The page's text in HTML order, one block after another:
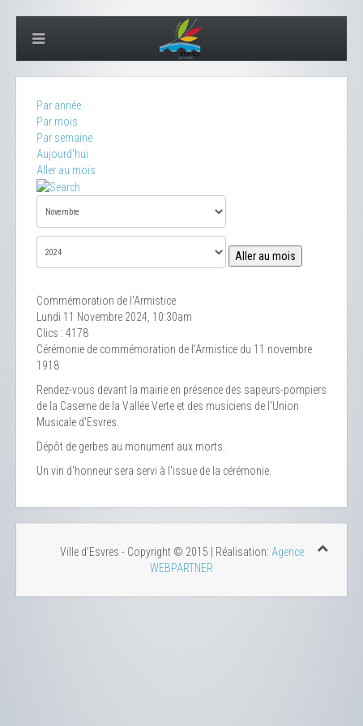
Par année
Par mois
Par semaine
Aujourd'hui
Aller au mois
Aller au mois
Commémoration de l'Armistice
Lundi 11 Novembre 2024, 10:30am
Clics : 4178
Cérémonie de commémoration de l'Armistice du 11 novembre
1918
Rendez-vous devant la mairie en présence des sapeurs-pompiers
de la Caserne de la Vallée Verte et des musiciens de l'Union
Musicale d'Esvres.
Dépôt de gerbes au monument aux morts.
Un vin d'honneur sera servi à l'issue de la cérémonie.
Ville d'Esvres - Copyright © 2015 | Réalisation: Agence
WEBPARTNER